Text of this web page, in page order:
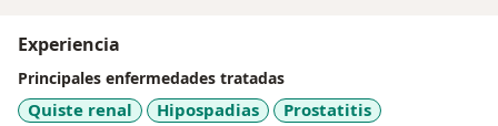
Experiencia
Principales enfermedades tratadas
Quiste renal Hipospadias
Prostatitis